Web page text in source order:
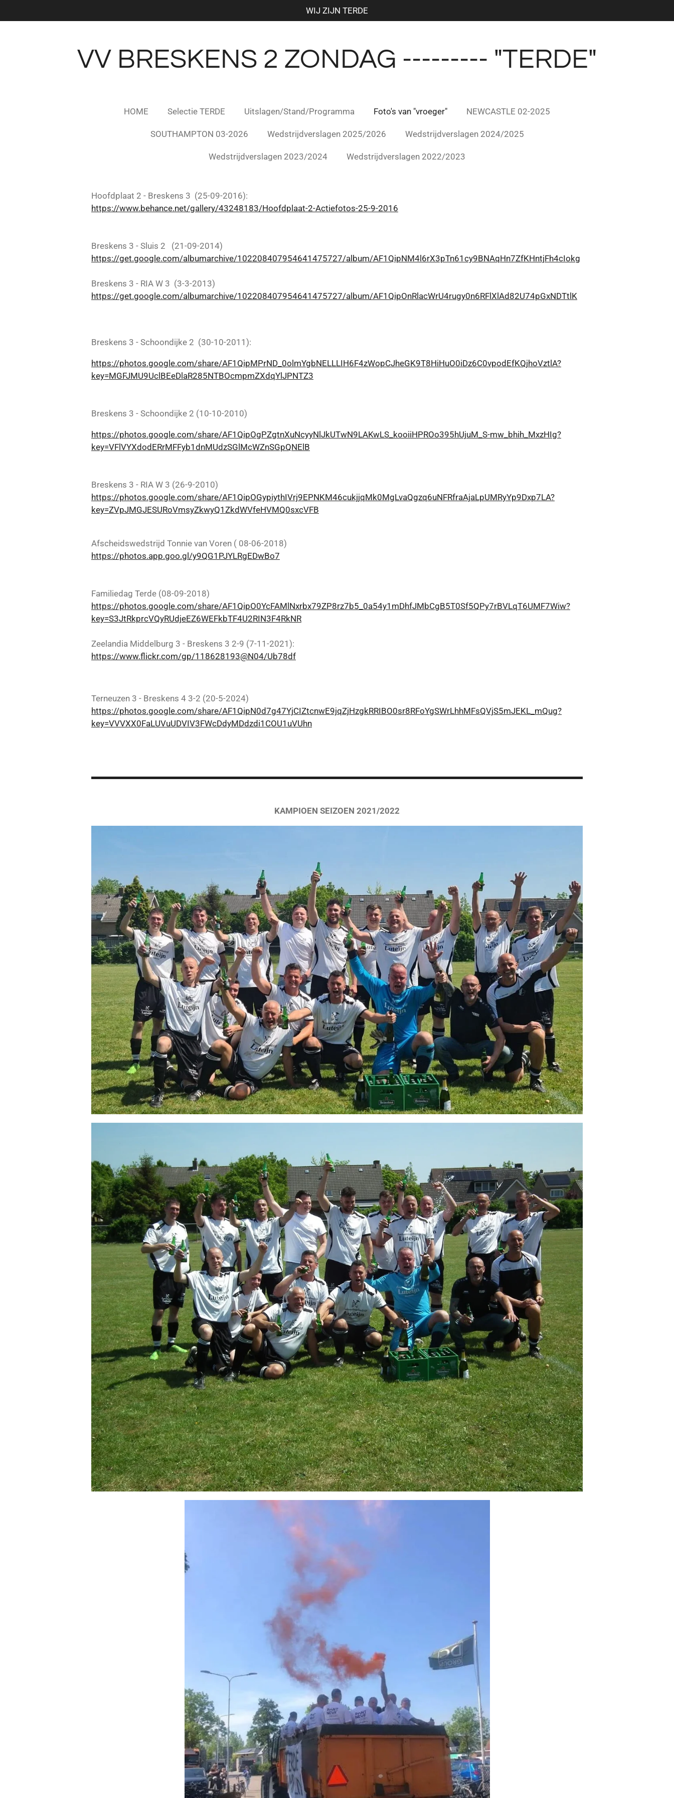
direct
WIJ ZIJN TERDE
VV BRESKENS 2 ZONDAG --------- "TERDE"
HOME Selectie TERDE Uitslagen/Stand/Programma Foto's van "vroeger" NEWCASTLE 02-2025
SOUTHAMPTON 03-2026 Wedstrijdverslagen 2025/2026 Wedstrijdverslagen 2024/2025
Wedstrijdverslagen 2023/2024 Wedstrijdverslagen 2022/2023
Hoofdplaat 2 - Breskens 3 (25-09-2016):
https://www.behance.net/gallery/43248183/Hoofdplaat-2-Actiefotos-25-9-2016
Breskens 3 - Sluis 2 (21-09-2014)
https://get.google.com/albumarchive/102208407954641475727/album/AF1QipNM4l6rX3pTn61cy9BNAqHn7ZfKHntjFh4cIokg
Breskens 3 - RIA W 3 (3-3-2013)
https://get.google.com/albumarchive/102208407954641475727/album/AF1QipOnRlacWrU4rugy0n6RFlXlAd82U74pGxNDTtlK
Breskens 3 - Schoondijke 2 (30-10-2011):
https://photos.google.com/share/AF1QipMPrND_0olmYgbNELLLIH6F4zWopCJheGK9T8HiHuO0iDz6C0vpodEfKQjhoVztlA?
key=MGFJMU9UclBEeDlaR285NTBOcmpmZXdqYlJPNTZ3
Breskens 3 - Schoondijke 2 (10-10-2010)
https://photos.google.com/share/AF1QipOgPZgtnXuNcyyNlJkUTwN9LAKwLS_kooiiHPROo395hUjuM_S-mw_bhih_MxzHIg?
key=VFlVYXdodERrMFFyb1dnMUdzSGlMcWZnSGpQNElB
Breskens 3 - RIA W 3 (26-9-2010)
https://photos.google.com/share/AF1QipOGypiythIVrj9EPNKM46cukjjqMk0MgLvaQgzq6uNFRfraAjaLpUMRyYp9Dxp7LA?
key=ZVpJMGJESURoVmsyZkwyQ1ZkdWVfeHVMQ0sxcVFB
Afscheidswedstrijd Tonnie van Voren ( 08-06-2018)
https://photos.app.goo.gl/y9QG1PJYLRgEDwBo7
Familiedag Terde (08-09-2018)
https://photos.google.com/share/AF1QipO0YcFAMlNxrbx79ZP8rz7b5_0a54y1mDhfJMbCgB5T0Sf5QPy7rBVLqT6UMF7Wiw?
key=S3JtRkprcVQyRUdjeEZ6WEFkbTF4U2RIN3F4RkNR
Zeelandia Middelburg 3 - Breskens 3 2-9 (7-11-2021):
https://www.flickr.com/gp/118628193@N04/Ub78df
Terneuzen 3 - Breskens 4 3-2 (20-5-2024)
https://photos.google.com/share/AF1QipN0d7g47YjCIZtcnwE9jqZjHzgkRRIBO0sr8RFoYgSWrLhhMFsQVjS5mJEKL_mQug?
key=VVVXX0FaLUVuUDVIV3FWcDdyMDdzdi1COU1uVUhn
KAMPIOEN SEIZOEN 2021/2022